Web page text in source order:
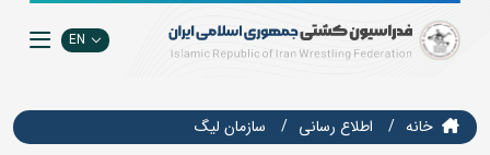
EN
خانه اطلاع رسانی سازمان ليگ